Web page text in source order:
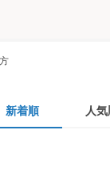
新着順 人